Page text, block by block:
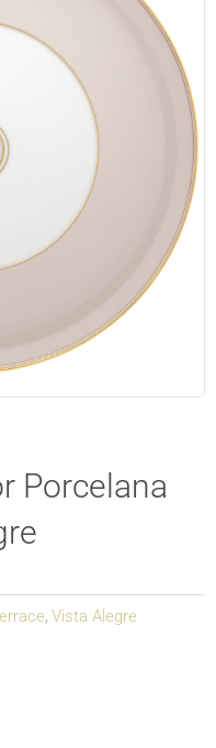
Porcelana
, Vista Alegre